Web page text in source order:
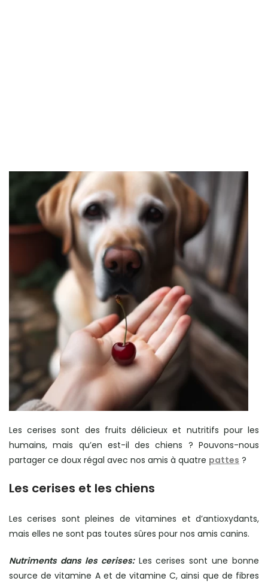
Les cerises sont des fruits délicieux et nutritifs pour les
humains, mais qu’en est-il des chiens ? Pouvons-nous
partager ce doux régal avec nos amis à quatre pattes ?
Les cerises et les chiens
Les cerises sont pleines de vitamines et d’antioxydants,
mais elles ne sont pas toutes sûres pour nos amis canins.
Nutriments dans les cerises:Les cerises sont une bonne
source de vitamine A et de vitamine C, ainsi que de fibres